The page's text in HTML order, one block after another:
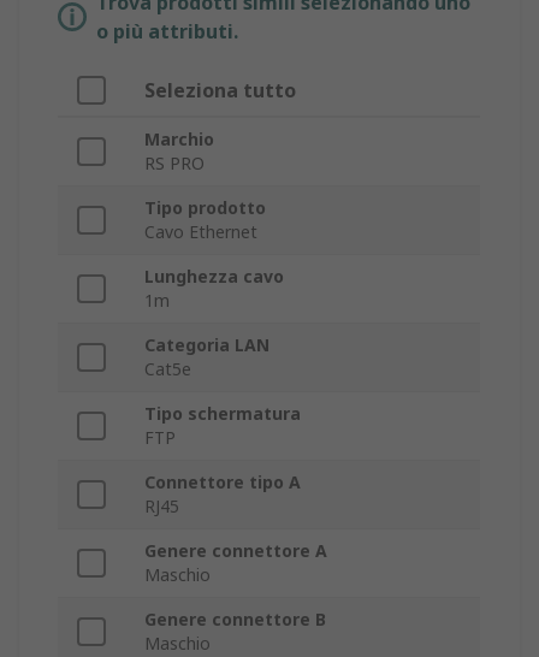
o più attributi.
Seleziona tutto
Marchio
RS PRO
Tipo prodotto
Cavo Ethernet
Lunghezza cavo
1m
Categoria LAN
Cat5e
Tipo schermatura
FTP
Connettore tipo A
RJ45
Genere connettore A
Maschio
Genere connettore B
Maschio